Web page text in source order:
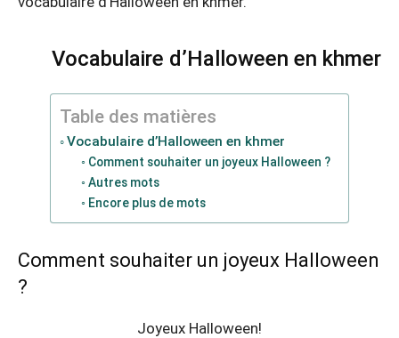
Vocabulaire d’Halloween en khmer
Table des matières
Vocabulaire d’Halloween en khmer
Comment souhaiter un joyeux Halloween ?
Autres mots
Encore plus de mots
Comment souhaiter un joyeux Halloween
?
Joyeux Halloween!